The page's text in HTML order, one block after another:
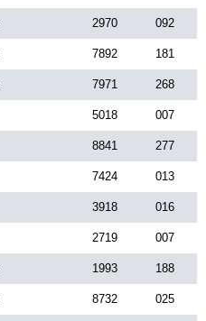
2970 092
7892 181
7971 268
5018 007
8841 277
7424 013
3918 016
2719 007
1993 188
8732 025